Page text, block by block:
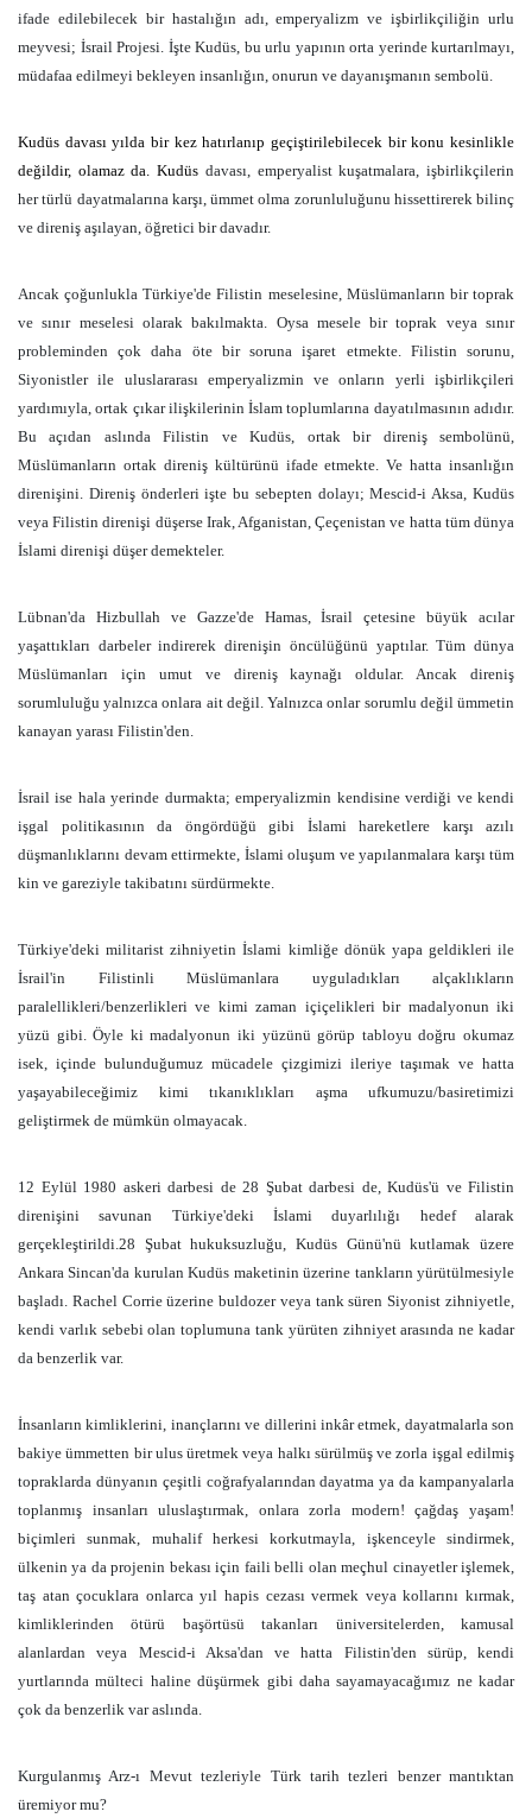
ifade edilebilecek bir hastalığın adı, emperyalizm ve işbirlikçiliğin urlu
meyvesi; İsrail Projesi. İşte Kudüs, bu urlu yapının orta yerinde kurtarılmayı,
müdafaa edilmeyi bekleyen insanlığın, onurun ve dayanışmanın sembolü.
Kudüs davası yılda bir kez hatırlanıp geçiştirilebilecek bir konu kesinlikle
değildir, olamaz da. Kudüs davası, emperyalist kuşatmalara, işbirlikçilerin
her türlü dayatmalarına karşı, ümmet olma zorunluluğunu hissettirerek bilinç
ve direniş aşılayan, öğretici bir davadır.
Ancak çoğunlukla Türkiye'de Filistin meselesine, Müslümanların bir toprak
ve sınır meselesi olarak bakılmakta. Oysa mesele bir toprak veya sınır
probleminden çok daha öte bir soruna işaret etmekte. Filistin sorunu,
Siyonistler ile uluslararası emperyalizmin ve onların yerli işbirlikçileri
yardımıyla, ortak çıkar ilişkilerinin İslam toplumlarına dayatılmasının adıdır.
Bu açıdan aslında Filistin ve Kudüs, ortak bir direniş sembolünü,
Müslümanların ortak direniş kültürünü ifade etmekte. Ve hatta insanlığın
direnişini. Direniş önderleri işte bu sebepten dolayı; Mescid-i Aksa, Kudüs
veya Filistin direnişi düşerse Irak, Afganistan, Çeçenistan ve hatta tüm dünya
İslami direnişi düşer demekteler.
Lübnan'da Hizbullah ve Gazze'de Hamas, İsrail çetesine büyük acılar
yaşattıkları darbeler indirerek direnişin öncülüğünü yaptılar. Tüm dünya
Müslümanları için umut ve direniş kaynağı oldular. Ancak direniş
sorumluluğu yalnızca onlara ait değil. Yalnızca onlar sorumlu değil ümmetin
kanayan yarası Filistin'den.
İsrail ise hala yerinde durmakta; emperyalizmin kendisine verdiği ve kendi
işgal politikasının da öngördüğü gibi İslami hareketlere karşı azılı
düşmanlıklarını devam ettirmekte, İslami oluşum ve yapılanmalara karşı tüm
kin ve gareziyle takibatını sürdürmekte.
Türkiye'deki militarist zihniyetin İslami kimliğe dönük yapa geldikleri ile
İsrail'in Filistinli Müslümanlara uyguladıkları alçaklıkların
paralellikleri/benzerlikleri ve kimi zaman içiçelikleri bir madalyonun iki
yüzü gibi. Öyle ki madalyonun iki yüzünü görüp tabloyu doğru okumaz
isek, içinde bulunduğumuz mücadele çizgimizi ileriye taşımak ve hatta
yaşayabileceğimiz kimi tıkanıklıkları aşma ufkumuzu/basiretimizi
geliştirmek de mümkün olmayacak.
12 Eylül 1980 askeri darbesi de 28 Şubat darbesi de, Kudüs'ü ve Filistin
direnişini savunan Türkiye'deki İslami duyarlılığı hedef alarak
gerçekleştirildi.28 Şubat hukuksuzluğu, Kudüs Günü'nü kutlamak üzere
Ankara Sincan'da kurulan Kudüs maketinin üzerine tankların yürütülmesiyle
başladı. Rachel Corrie üzerine buldozer veya tank süren Siyonist zihniyetle,
kendi varlık sebebi olan toplumuna tank yürüten zihniyet arasında ne kadar
da benzerlik var.
İnsanların kimliklerini, inançlarını ve dillerini inkâr etmek, dayatmalarla son
bakiye ümmetten bir ulus üretmek veya halkı sürülmüş ve zorla işgal edilmiş
topraklarda dünyanın çeşitli coğrafyalarından dayatma ya da kampanyalarla
toplanmış insanları uluslaştırmak, onlara zorla modern! çağdaş yaşam!
biçimleri sunmak, muhalif herkesi korkutmayla, işkenceyle sindirmek,
ülkenin ya da projenin bekası için faili belli olan meçhul cinayetler işlemek,
taş atan çocuklara onlarca yıl hapis cezası vermek veya kollarını kırmak,
kimliklerinden ötürü başörtüsü takanları üniversitelerden, kamusal
alanlardan veya Mescid-i Aksa'dan ve hatta Filistin'den sürüp, kendi
yurtlarında mülteci haline düşürmek gibi daha sayamayacağımız ne kadar
çok da benzerlik var aslında.
Kurgulanmış Arz-ı Mevut tezleriyle Türk tarih tezleri benzer mantıktan
üremiyor mu?